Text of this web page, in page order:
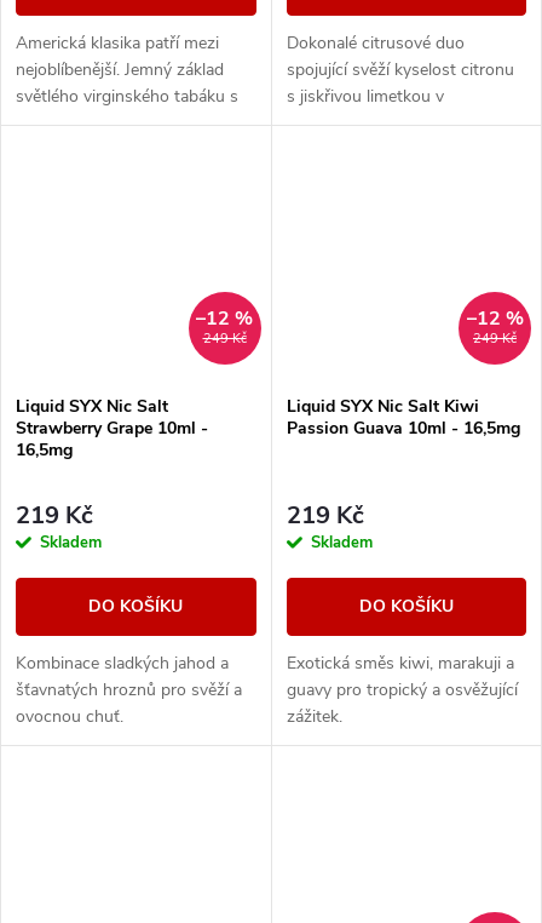
Americká klasika patří mezi
nejoblíbenější. Jemný základ
světlého virginského tabáku s
sebou nese nenápadné lehce
Dokonalé citrusové duo
spojující svěží kyselost citronu
s jiskřivou limetkou v
kombinaci, která přináší
249 Kč
–12 %
Liquid SYX Nic Salt
Strawberry Grape 10ml -
16,5mg
219 Kč
Skladem
DO KOŠÍKU
Kombinace sladkých jahod a
šťavnatých hroznů pro svěží a
ovocnou chuť.
249 Kč
–12 %
Liquid SYX Nic Salt Kiwi
Passion Guava 10ml - 16,5mg
219 Kč
Skladem
DO KOŠÍKU
Exotická směs kiwi, marakuji a
guavy pro tropický a osvěžující
zážitek.